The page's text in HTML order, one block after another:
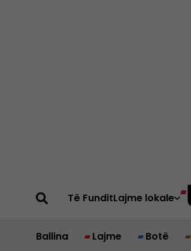
Të FunditLajme lokale
Ballina Lajme Botë